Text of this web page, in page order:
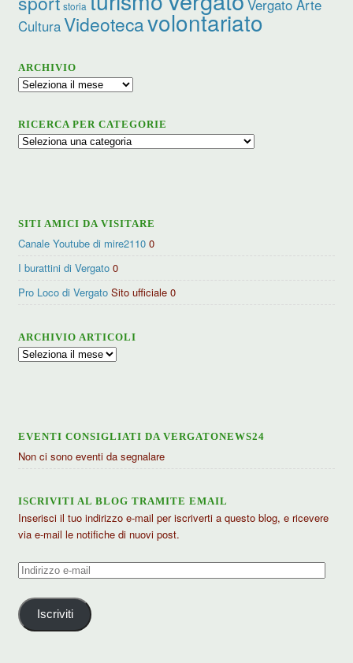
storia
Vergato Arte
CulturaVideotecavolontariato
ARCHIVIO
Archivio
RICERCA PER CATEGORIE
Ricerca
SITI AMICI DA VISITARE
Canale Youtube di mire2110 0
I burattini di Vergato 0
Pro Loco di Vergato Sito ufficiale 0
ARCHIVIO ARTICOLI
Archivio
EVENTI CONSIGLIATI DA VERGATONEWS24
Non ci sono eventi da segnalare
ISCRIVITI AL BLOG TRAMITE EMAIL
Inserisci il tuo indirizzo e-mail per iscriverti a questo blog, e ricevere
via e-mail le notifiche di nuovi post.
Indirizzo
mail
Iscriviti